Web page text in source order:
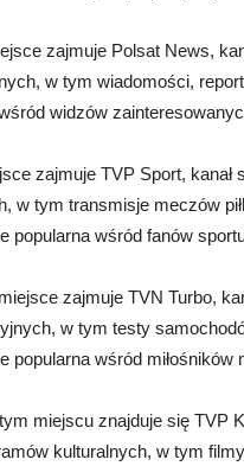
zajmuje Polsat News,
w tym wiadomości,
widzów
zajmuje TVP Sport, kanał
w tym transmisje meczów
popularna wśród fanów
zajmuje TVN Turbo,
w tym testy
popularna wśród miłośników
miejscu znajduje się TVP
kulturalnych, w tym